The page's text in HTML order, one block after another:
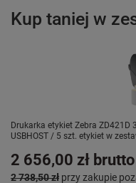
Kup taniej w
Drukarka etykiet Zebra
USBHOST / 5 szt. etykiet w
2 656,00 zł brutto
2 738,50 zł przy zakupie